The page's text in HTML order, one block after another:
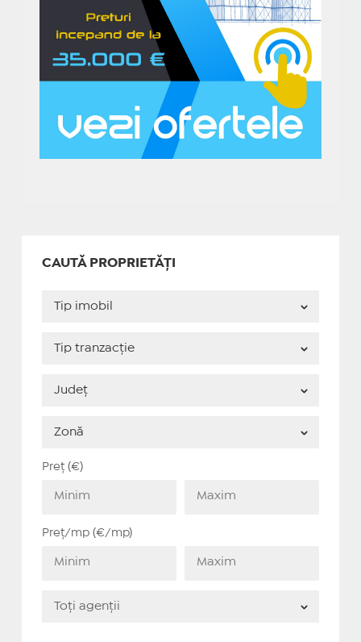
CAUTĂ PROPRIETĂȚI
Preț (€)
Preț/mp (€/mp)